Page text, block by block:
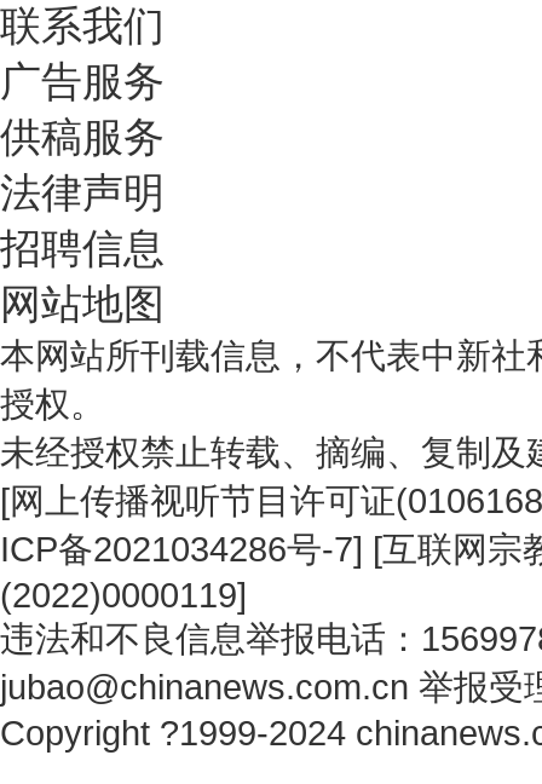
联系我们
广告服务
供稿服务
法律声明
招聘信息
网站地图
本网站所刊载信息，不代表中新
授权。
未经授权禁止转载、摘编、复制
[网上传播视听节目许可证
ICP备2021034286号-7] [互联网宗
(2022)0000119]
违法和不良信息举报电话：
jubao@chinanews.com.cn 举报受
Copyright ?1999-2024